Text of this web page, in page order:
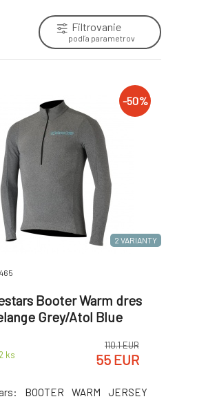
dres MAYHEM HEXX černá/žlutá
e-shop 58.2 EUR
Filtrovanie
podľa parametrov
2 VARIANTY
-50%
Booter Warm dres
Grey/Atol Blue
ks
110.1 EUR
55 EUR
BOOTER WARM JERSEY